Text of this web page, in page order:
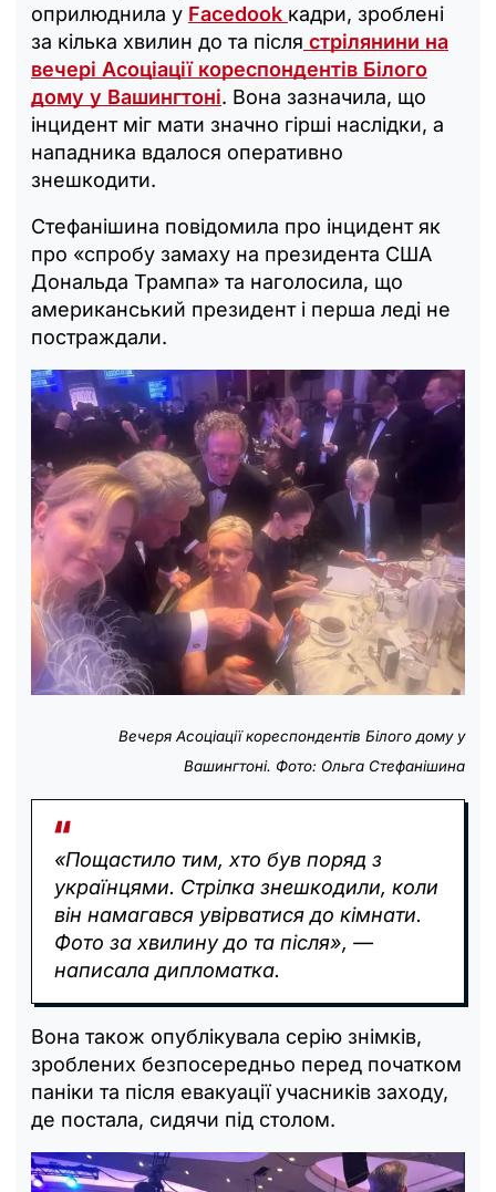
оприлюднила у Facedook кадри, зроблені
за кілька хвилин до та після стрілянини на
вечері Асоціації кореспондентів Білого
дому у Вашингтоні. Вона зазначила, що
інцидент міг мати значно гірші наслідки, а
нападника вдалося оперативно
знешкодити.
Стефанішина повідомила про інцидент як
про «спробу замаху на президента США
Дональда Трампа» та наголосила, що
американський президент і перша леді не
постраждали.
Вечеря Асоціації кореспондентів Білого дому у
Вашингтоні. Фото: Ольга Стефанішина
«Пощастило тим, хто був поряд з
українцями. Стрілка знешкодили, коли
він намагався увірватися до кімнати.
Фото за хвилину до та після», —
написала дипломатка.
Вона також опублікувала серію знімків,
зроблених безпосередньо перед початком
паніки та після евакуації учасників заходу,
де постала, сидячи під столом.